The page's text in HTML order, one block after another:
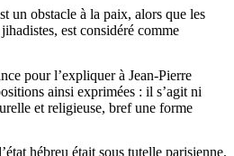
un obstacle à la paix, alors que les
jihadistes, est considéré comme
pour l’expliquer à Jean-Pierre
ainsi exprimées : il s’agit ni
et religieuse, bref une forme
hébreu était sous tutelle parisienne.